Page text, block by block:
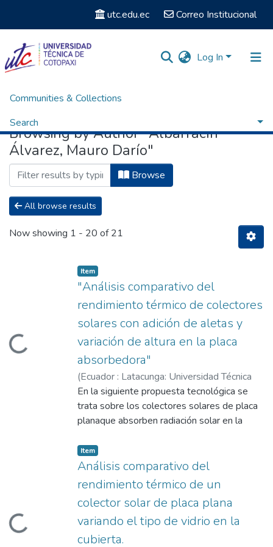
utc.edu.ec Correo Institucional
Log In
Communities & Collections
Search
Home Browse by Author
Browsing by Author "Albarracín
Álvarez, Mauro Darío"
Browse
All browse results
Now showing 1 - 20 of 21
Item
"Análisis comparativo del
rendimiento térmico de colectores
solares con adición de aletas y
variación de altura en la placa
absorbedora"
(Ecuador : Latacunga: Universidad Técnica
de Cotopaxi (UTC),2023)Liger Pereira,
Johnny Enrique ;Miniguano Chanchicocha,
Diego Fernando;Torres Tamayo, Enrique
En la siguiente propuesta tecnológica se
trata sobre los colectores solares de placa
planaque absorben radiación solar en la
térmica que trasfieren al fluido que circula
por In cámara colectora, las aplicaciones son
muy amplias como por ejemplo para la
de madera, sistemas de refrigeración, entre
los factores que inciden en mejorar el
rendimiento del sistema se tiene el
Item
Análisis comparativo del
rendimiento térmico de un
colector solar de placa plana
variando el tipo de vidrio en la
cubierta.